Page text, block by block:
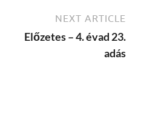
NEXT ARTICLE
Előzetes – 4. évad 23.
adás